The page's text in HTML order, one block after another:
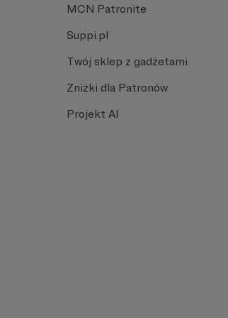
MCN Patronite
Suppi.pl
Twój sklep z gadżetami
Zniżki dla Patronów
Projekt AI